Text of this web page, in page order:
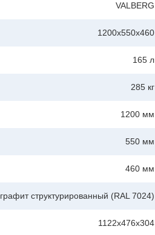
VALBERG
1200x550x460
165 л
285 кг
1200 мм
550 мм
460 мм
графит структурированный (RAL 7024)
1122x476x304